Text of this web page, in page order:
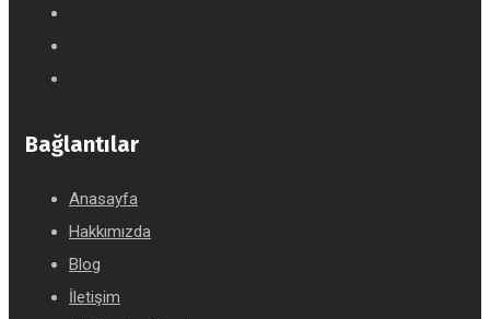
Bağlantılar
Anasayfa
Hakkımızda
Blog
İletişim